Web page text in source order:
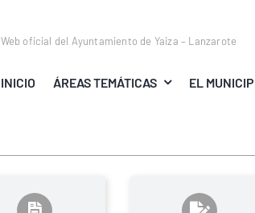
Web oficial del Ayuntamiento de Yaiza – Lanzarote
INICIO ÁREAS TEMÁTICAS EL